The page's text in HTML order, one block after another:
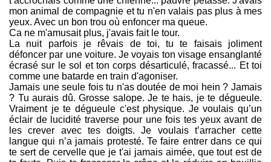
mon animal de compagnie et tu n'en valais pas plus à mes
yeux. Avec un bon trou où enfoncer ma queue.
Ca ne m'amusait plus, j'avais fait le tour.
La nuit parfois je rêvais de toi, tu te faisais joliment
défoncer par une voiture. Je voyais ton visage ensanglanté
écrasé sur le sol et ton corps désarticulé, fracassé... Et toi
comme une batarde en train d'agoniser.
Jamais une seule fois tu n'as doutée de moi hein ? Jamais
? Tu aurais dû. Grosse salope. Je te hais, je te dégueule.
Vraiment je te dégueule c'est physique. Je voulais qu’un
éclair de lucidité traverse pour une fois tes yeux avant de
les crever avec tes doigts. Je voulais t’arracher cette
langue qui n’a jamais protesté. Te faire entrer dans ce qui
te sert de cervelle que je t'ai jamais aimée, que tout est de